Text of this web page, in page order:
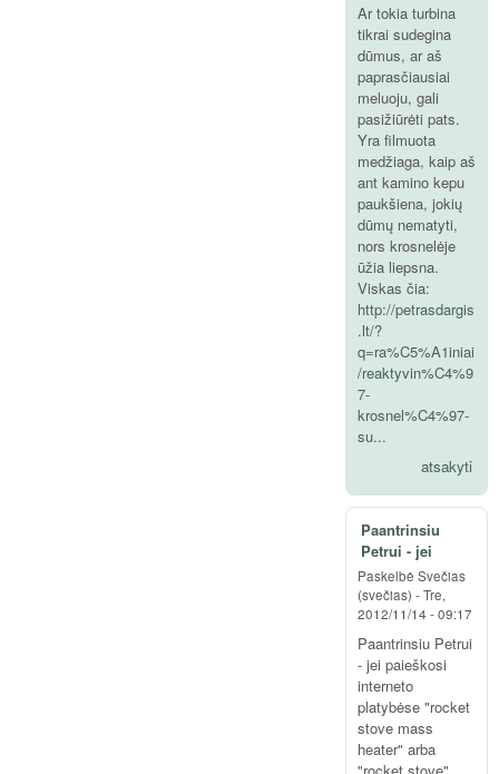
Ar tokia turbina
tikrai sudegina
dūmus, ar aš
paprasčiausiai
meluoju, gali
pasižiūrėti pats.
Yra filmuota
medžiaga, kaip aš
ant kamino kepu
paukšiena, jokių
dūmų nematyti,
nors krosnelėje
ūžia liepsna.
Viskas čia:
http://petrasdargis
.lt/?
q=ra%C5%A1iniai
/reaktyvin%C4%9
7-
krosnel%C4%97-
su...
atsakyti
Paantrinsiu
Petrui - jei
Paskelbė Svečias
(svečias) -Tre,
2012/11/14 - 09:17
Paantrinsiu Petrui
- jei paieškosi
interneto
platybėse "rocket
stove mass
heater" arba